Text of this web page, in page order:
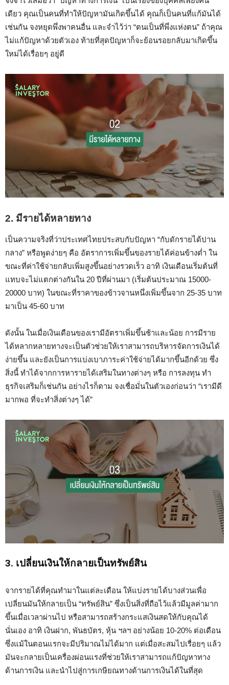
เดียว คุณเป็นคนที่ทำให้ปัญหามันเกิดขึ้นได้ คุณก็เป็นคนที่แก้มันได้
เช่นกัน จงหยุดพึ่งพาคนอื่น และจำไว้ว่า “ตนเป็นที่พึ่งแห่งตน” ถ้าคุณ
ไม่แก้ปัญหาด้วยตัวเอง ท้ายที่สุดปัญหาก็จะย้อนรอยกลับมาเกิดขึ้น
ใหม่ได้เรื่อยๆ อยู่ดี
2. มีรายได้หลายทาง
เป็นความจริงที่ว่าประเทศไทยประสบกับปัญหา “กับดักรายได้ปาน
กลาง” หรือพูดง่ายๆ คือ อัตราการเพิ่มขึ้นของรายได้ค่อนข้างต่ำ ใน
ขณะที่ค่าใช้จ่ายกลับเพิ่มสูงขึ้นอย่างรวดเร็ว อาทิ เงินเดือนเริ่มต้นที่
แทบจะไม่แตกต่างกันใน 20 ปีที่ผ่านมา (เริ่มต้นประมาณ 15000-
20000 บาท) ในขณะที่ราคาของข้าวจานหนึ่งเพิ่มขึ้นจาก 25-35 บาท
มาเป็น 45-60 บาท
ดังนั้น ในเมื่อเงินเดือนของเรามีอัตราเพิ่มขึ้นช้าและน้อย การมีราย
ได้หลากหลายทางจะเป็นตัวช่วยให้เราสามารถบริหารจัดการเงินได้
ง่ายขึ้น และยังเป็นการแบ่งเบาภาระค่าใช้จ่ายได้มากขึ้นอีกด้วย ซึ่ง
สิ่งนี้ ทำได้จากการหารายได้เสริมในทางต่างๆ หรือ การลงทุน ทำ
ธุรกิจเสริมก็เช่นกัน อย่างไรก็ตาม จงเชื่อมั่นในตัวเองก่อนว่า “เรามีดี
มากพอ ที่จะทำสิ่งต่างๆ ได้”
3. เปลี่ยนเงินให้กลายเป็นทรัพย์สิน
จากรายได้ที่คุณทำมาในแต่ละเดือน ให้แบ่งรายได้บางส่วนเพื่อ
เปลี่ยนมันให้กลายเป็น “ทรัพย์สิน” ซึ่งเป็นสิ่งที่ถือไว้แล้วมีมูลค่ามาก
ขึ้นเมื่อเวลาผ่านไป หรือสามารถสร้างกระแสเงินสดให้กับคุณได้
นั่นเอง อาทิ เงินฝาก, พันธบัตร, หุ้น ฯลฯ อย่างน้อย 10-20% ต่อเดือน
ซึ่งแม้ในตอนแรกจะมีปริมาณไม่ได้มาก แต่เมื่อสะสมไปเรื่อยๆ แล้ว
มันจะกลายเป็นเครื่องผ่อนแรงที่ช่วยให้เราสามารถแก้ปัญหาทาง
ด้านการเงิน และนำไปสู่การเกษียณทางด้านการเงินได้ในที่สุด